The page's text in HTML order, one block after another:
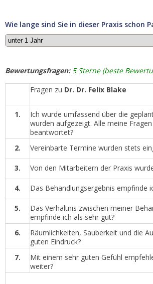
Wie lange sind Sie in dieser Praxis schon
Bewertungsfragen: 5 Sterne (beste
Fragen zu Dr. Dr. Felix Blake
1.
Ich wurde umfassend über die
wurden aufgezeigt. Alle meine
beantwortet?
2.
Vereinbarte Termine wurden stets
3. Von den Mitarbeitern der Praxis
4. Das Behandlungsergebnis empfinde
5.
Das Verhältnis zwischen meiner
empfinde ich als sehr gut?
6.
Räumlichkeiten, Sauberkeit und die
guten Eindruck?
7.
Mit einem sehr guten Gefühl
weiter?